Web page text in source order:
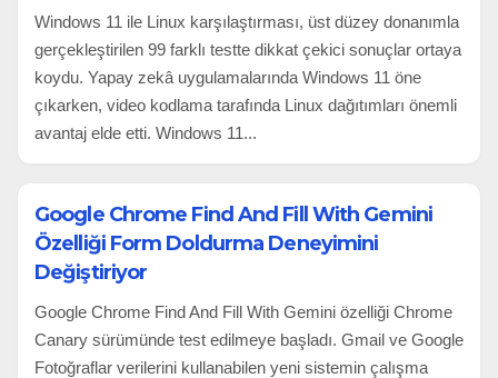
Windows 11 ile Linux karşılaştırması, üst düzey donanımla
gerçekleştirilen 99 farklı testte dikkat çekici sonuçlar ortaya
koydu. Yapay zekâ uygulamalarında Windows 11 öne
çıkarken, video kodlama tarafında Linux dağıtımları önemli
avantaj elde etti. Windows 11...
Google Chrome Find And Fill With Gemini
Özelliği Form Doldurma Deneyimini
Değiştiriyor
Google Chrome Find And Fill With Gemini özelliği Chrome
Canary sürümünde test edilmeye başladı. Gmail ve Google
Fotoğraflar verilerini kullanabilen yeni sistemin çalışma